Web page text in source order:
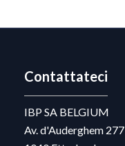
Contattateci
IBP SA BELGIUM
Av. d'Auderghem 277